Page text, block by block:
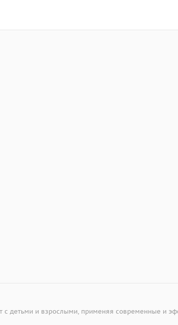
детьми и взрослыми, применяя современные и